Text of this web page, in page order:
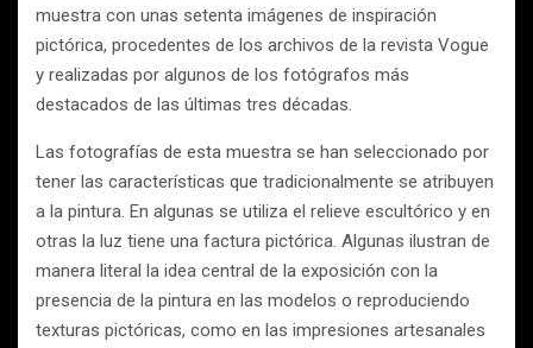
muestra con unas setenta imágenes de inspiración
pictórica, procedentes de los archivos de la revista Vogue
y realizadas por algunos de los fotógrafos más
destacados de las últimas tres décadas.
Las fotografías de esta muestra se han seleccionado por
tener las características que tradicionalmente se atribuyen
a la pintura. En algunas se utiliza el relieve escultórico y en
otras la luz tiene una factura pictórica. Algunas ilustran de
manera literal la idea central de la exposición con la
presencia de la pintura en las modelos o reproduciendo
texturas pictóricas, como en las impresiones artesanales